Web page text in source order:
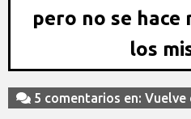
pero no se hace
los
5 comentarios en: